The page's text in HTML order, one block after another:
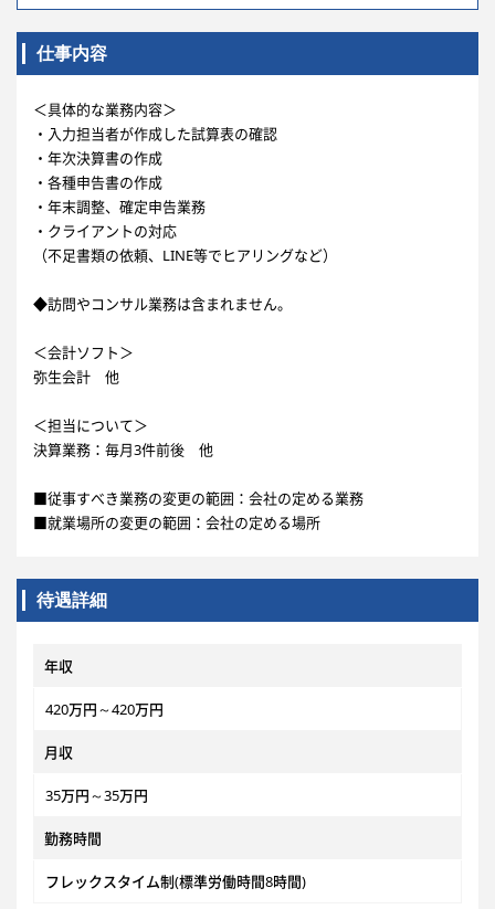
仕事内容
＜具体的な業務内容＞
・入力担当者が作成した試算表の確認
・年次決算書の作成
・各種申告書の作成
・年末調整、確定申告業務
・クライアントの対応
（不足書類の依頼、LINE等でヒアリングなど）
◆訪問やコンサル業務は含まれません。
＜会計ソフト＞
弥生会計 他
＜担当について＞
決算業務：毎月3件前後 他
■従事すべき業務の変更の範囲：会社の定める業務
■就業場所の変更の範囲：会社の定める場所
待遇詳細
年収
420万円～420万円
月収
35万円～35万円
勤務時間
フレックスタイム制(標準労働時間8時間)